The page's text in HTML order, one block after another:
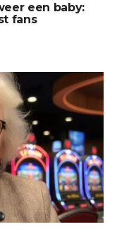
een baby:
fans